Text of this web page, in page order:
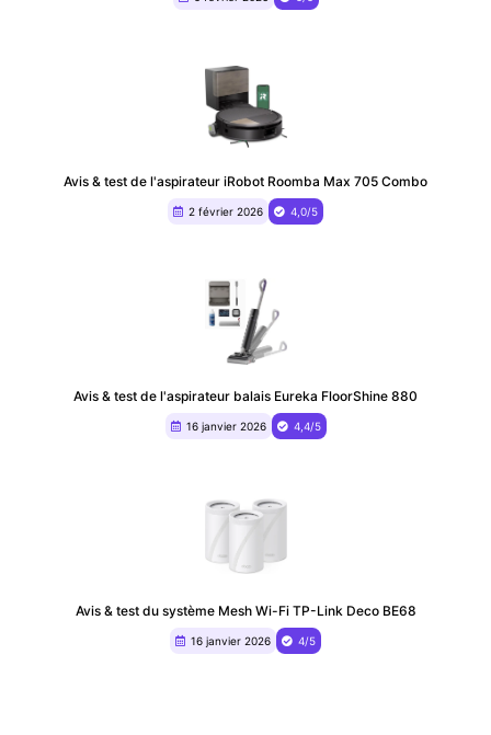
Avis & test de l'aspirateur iRobot Roomba Max 705 Combo
2 février 2026 4,0/5
Avis & test de l'aspirateur balais Eureka FloorShine 880
16 janvier 2026 4,4/5
Avis & test du système Mesh Wi-Fi TP-Link Deco BE68
16 janvier 2026 4/5